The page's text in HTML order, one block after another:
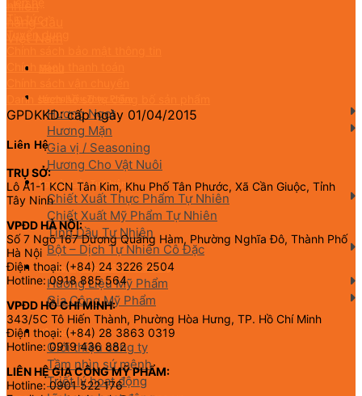
Hương Ngọt
Hương Mặn
Gia vị / Seasoning
Hương Cho Vật Nuôi
Nguyên Liệu Tự Nhiên
Chiết Xuất Thực Phẩm Tự Nhiên
Chiết Xuất Mỹ Phẩm Tự Nhiên
Tinh Dầu Tự Nhiên
Bột – Dịch Tự Nhiên Cô Đặc
Hương Liệu Mỹ Phẩm & Gia Công
Hương Liệu Mỹ Phẩm
Gia Công Mỹ Phẩm
Về chúng tôi
Giới thiệu công ty
Tầm nhìn sứ mệnh
Triết lý hoạt động
Chính sách thanh toán
Danh sách hồ sơ tự công bố sản phẩm
GPDKKD: cấp ngày 01/04/2015
Liên Hệ
TRỤ SỞ:
Lô A1-1 KCN Tân Kim, Khu Phố Tân Phước, Xã Cần Giuộc, Tỉnh
Tây Ninh
VPĐD HÀ NỘI:
Số 7 Ngõ 167 Dương Quảng Hàm, Phường Nghĩa Đô, Thành Phố
Hà Nội
Điện thoại: (+84) 24 3226 2504
Hotline: 0918 885 564
VPĐD HỒ CHÍ MINH:
343/5C Tô Hiến Thành, Phường Hòa Hưng, TP. Hồ Chí Minh
Điện thoại: (+84) 28 3863 0319
Hotline: 0919 436 882
LIÊN HỆ GIA CÔNG MỸ PHẨM:
Hotline: 0901 522 176